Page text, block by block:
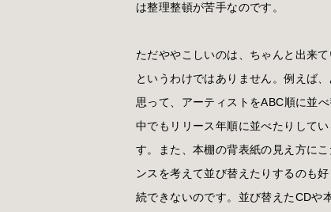
は整理整頓が苦手なのです。
ただややこしいのは、ちゃんと出来
というわけではありません。例えば
思って、アーティストをABC順に並
中でもリリース年順に並べたりして
す。また、本棚の背表紙の見え方に
ンスを考えて並び替えたりするのも
続できないのです。並び替えたCDや